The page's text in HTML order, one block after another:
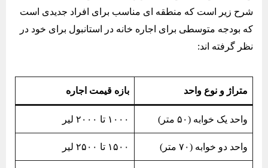
شرح زیر است که منطقه ای مناسب برای افراد جدیدی است
که بودجه متوسطی برای اجاره خانه در استانبول برای خود در
نظر گرفته اند:
متراژ و نوع واحد بازه قیمت اجاره
واحد یک خوابه (۵۰ متر) ۱۰۰۰ تا ۲۰۰۰ لیر
واحد دو خوابه (۷۰ متر) ۱۵۰۰ تا ۲۵۰۰ لیر